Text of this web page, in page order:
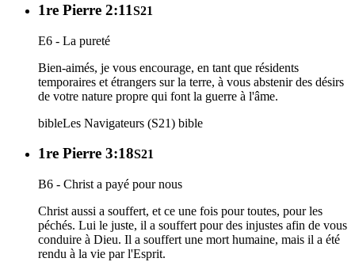
1re Pierre 2:11S21
E6 - La pureté
Bien-aimés, je vous encourage, en tant que résidents
temporaires et étrangers sur la terre, à vous abstenir des désirs
de votre nature propre qui font la guerre à l'âme.
bibleLes Navigateurs (S21) bible
1re Pierre 3:18S21
B6 - Christ a payé pour nous
Christ aussi a souffert, et ce une fois pour toutes, pour les
péchés. Lui le juste, il a souffert pour des injustes afin de vous
conduire à Dieu. Il a souffert une mort humaine, mais il a été
rendu à la vie par l'Esprit.